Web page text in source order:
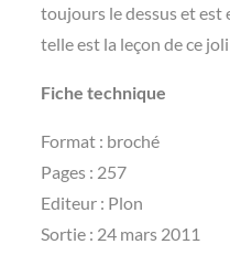
toujours le dessus et
telle est la leçon de ce
Fiche technique
Format : broché
Pages : 257
Editeur : Plon
Sortie : 24 mars 2011